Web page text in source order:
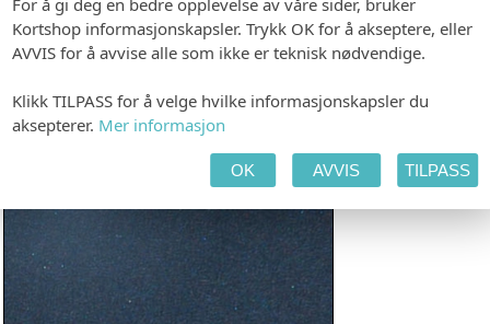
dette papiret. Bilder anbefales ikke.
Fargen og skimmeret kan variere med lys og synsvinkel, og kan være
vanskelig å gjengi nøyaktig på skjerm. Bildet av papiret er derfor
Kortshop informasjonskapsler. Trykk OK for å akseptere, eller
AVVIS for å avvise alle som ikke er teknisk nødvendige.
Klikk TILPASS for å velge hvilke informasjonskapsler du
aksepterer. Mer informasjon
OK AVVIS TILPASS